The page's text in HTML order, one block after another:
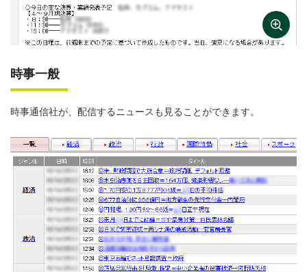
時事一般
時事通信社が、配信するニュースも見ることができます。